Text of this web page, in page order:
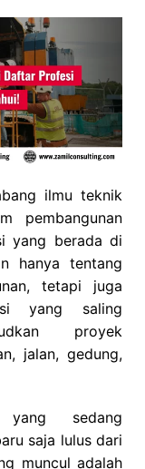
ilmu teknik
pembangunan
yang berada di
hanya tentang
tetapi juga
yang saling
proyek
jalan, gedung,
sedang
saja lulus dari
muncul adalah